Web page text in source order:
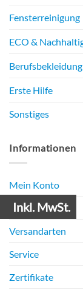
Inkl. MwSt.
Fensterreinigung
ECO &
Erste Hilfe
Sonstiges
Informationen
Mein Konto
Zahlungsarten
Versandarten
Service
Zertifikate